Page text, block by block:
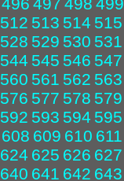
512 513 514 515
528 529 530 531
544 545 546 547
560 561 562 563
576 577 578 579
592 593 594 595
608 609 610 611
624 625 626 627
640 641 642 643